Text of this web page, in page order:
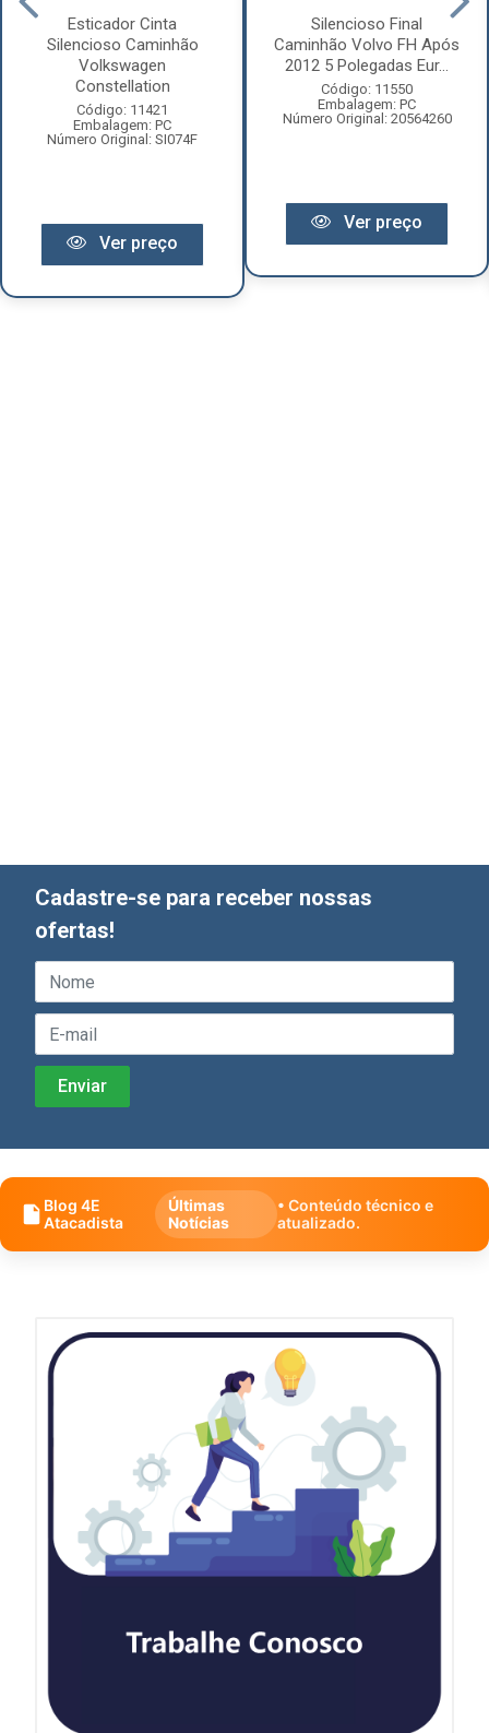
Esticador Cinta
Silencioso Caminhão
Volkswagen
Constellation
Código: 11421
Embalagem: PC
Número Original: SI074F
Ver preço
Silencioso Final
Caminhão Volvo FH Após
2012 5 Polegadas Eur...
Código: 11550
Embalagem: PC
Número Original: 20564260
Ver preço
Cadastre-se para receber nossas
ofertas!
Blog 4E
Atacadista
Últimas
Notícias
• Conteúdo técnico e
atualizado.